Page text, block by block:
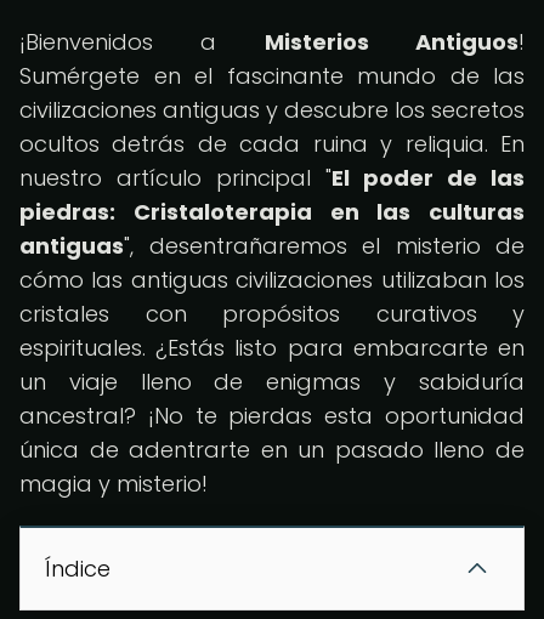
¡Bienvenidos a Misterios Antiguos!
Sumérgete en el fascinante mundo de las
civilizaciones antiguas y descubre los secretos
ocultos detrás de cada ruina y reliquia. En
nuestro artículo principal "El poder de las
piedras: Cristaloterapia en las culturas
antiguas", desentrañaremos el misterio de
cómo las antiguas civilizaciones utilizaban los
cristales con propósitos curativos y
espirituales. ¿Estás listo para embarcarte en
un viaje lleno de enigmas y sabiduría
ancestral? ¡No te pierdas esta oportunidad
única de adentrarte en un pasado lleno de
magia y misterio!
Índice